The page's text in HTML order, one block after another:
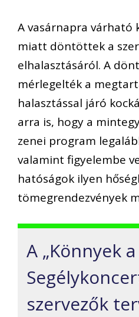
A vasárnapra várható
miatt döntöttek a
elhalasztásáról. A
mérlegelték a
halasztással járó
arra is, hogy a
zenei program
valamint figyelembe
hatóságok ilyen
tömegrendezvények
A „Könnyek
szervezők